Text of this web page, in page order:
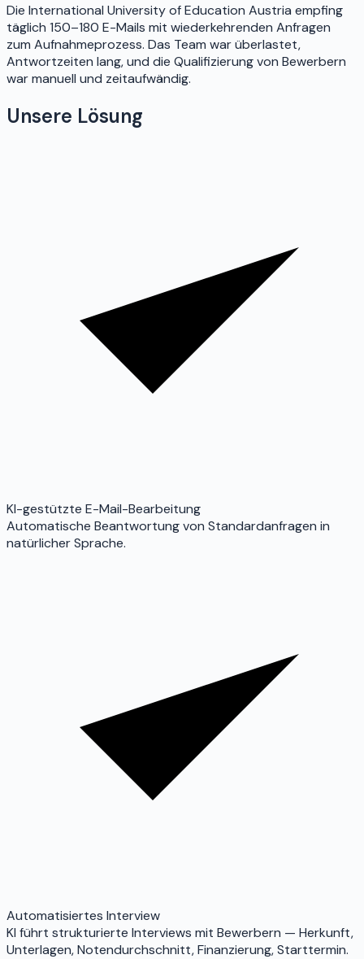
Die International University of Education Austria empfing
täglich 150–180 E-Mails mit wiederkehrenden Anfragen
zum Aufnahmeprozess. Das Team war überlastet,
Antwortzeiten lang, und die Qualifizierung von Bewerbern
war manuell und zeitaufwändig.
Unsere Lösung
KI-gestützte E-Mail-Bearbeitung
Automatische Beantwortung von Standardanfragen in
natürlicher Sprache.
Automatisiertes Interview
KI führt strukturierte Interviews mit Bewerbern — Herkunft,
Unterlagen, Notendurchschnitt, Finanzierung, Starttermin.